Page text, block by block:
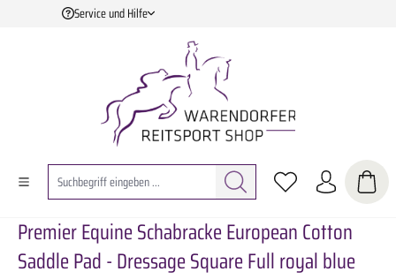
Zum Hauptinhalt springen
Service und Hilfe
Premier Equine Schabracke European Cotton
Saddle Pad - Dressage Square Full royal blue